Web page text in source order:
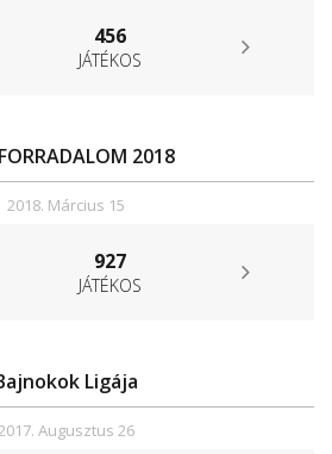
456
JÁTÉKOS
2018
2018. Március 15
927
JÁTÉKOS
Ligája
Augusztus 26